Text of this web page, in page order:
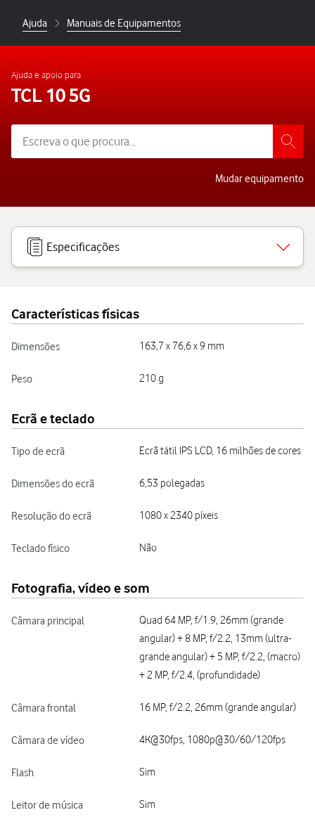
Ajuda Manuais de Equipamentos
Ajuda e apoio para
TCL 10 5G
Mudar equipamento
Especificações
Características físicas
Dimensões 163,7 x 76,6 x 9 mm
Peso 210 g
Ecrã e teclado
Tipo de ecrã Ecrã tátil IPS LCD, 16 milhões de cores
Dimensões do ecrã 6,53 polegadas
Resolução do ecrã 1080 x 2340 píxeis
Teclado físico Não
Fotografia, vídeo e som
Câmara principal
Quad 64 MP, f/1.9, 26mm (grande
angular) + 8 MP, f/2.2, 13mm (ultra-
grande angular) + 5 MP, f/2.2, (macro)
+ 2 MP, f/2.4, (profundidade)
Câmara frontal 16 MP, f/2.2, 26mm (grande angular)
Câmara de vídeo 4K@30fps, 1080p@30/60/120fps
Flash Sim
Leitor de música Sim